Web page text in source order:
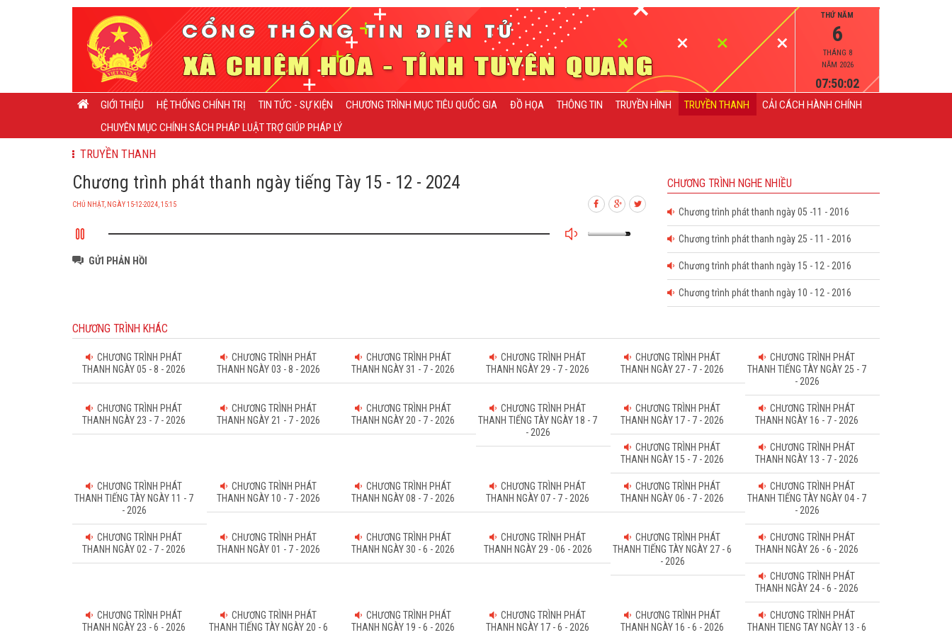
THỨ NĂM
6
THÁNG 8
NĂM 2026
07:50:03
GIỚI THIỆU HỆ THỐNG CHÍNH TRỊ TIN TỨC - SỰ KIỆN CHƯƠNG TRÌNH MỤC TIÊU QUỐC GIA ĐỒ HỌA THÔNG TIN TRUYỀN HÌNH TRUYỀN THANH
CẢI CÁCH HÀNH CHÍNH
CHUYÊN MỤC CHÍNH SÁCH PHÁP LUẬT TRỢ GIÚP PHÁP LÝ
TRUYỀN THANH
Chương trình phát thanh ngày tiếng Tày 15 - 12 - 2024
CHỦ NHẬT, NGÀY 15-12-2024, 15:15
GỬI PHẢN HỒI
CHƯƠNG TRÌNH NGHE NHIỀU
Chương trình phát thanh ngày 05 -11 - 2016
Chương trình phát thanh ngày 25 - 11 - 2016
Chương trình phát thanh ngày 15 - 12 - 2016
Chương trình phát thanh ngày 10 - 12 - 2016
CHƯƠNG TRÌNH KHÁC
CHƯƠNG TRÌNH PHÁT
THANH NGÀY 05 - 8 - 2026
CHƯƠNG TRÌNH PHÁT
THANH NGÀY 03 - 8 - 2026
CHƯƠNG TRÌNH PHÁT
THANH NGÀY 31 - 7 - 2026
CHƯƠNG TRÌNH PHÁT
THANH NGÀY 29 - 7 - 2026
CHƯƠNG TRÌNH PHÁT
THANH NGÀY 27 - 7 - 2026
CHƯƠNG TRÌNH PHÁT
THANH TIẾNG TÀY NGÀY 25 - 7
- 2026
CHƯƠNG TRÌNH PHÁT
THANH NGÀY 23 - 7 - 2026
CHƯƠNG TRÌNH PHÁT
THANH NGÀY 21 - 7 - 2026
CHƯƠNG TRÌNH PHÁT
THANH NGÀY 20 - 7 - 2026
CHƯƠNG TRÌNH PHÁT
THANH TIẾNG TÀY NGÀY 18 - 7
- 2026
CHƯƠNG TRÌNH PHÁT
THANH NGÀY 17 - 7 - 2026
CHƯƠNG TRÌNH PHÁT
THANH NGÀY 16 - 7 - 2026
CHƯƠNG TRÌNH PHÁT
THANH NGÀY 15 - 7 - 2026
CHƯƠNG TRÌNH PHÁT
THANH NGÀY 13 - 7 - 2026
CHƯƠNG TRÌNH PHÁT
THANH TIẾNG TÀY NGÀY 11 - 7
- 2026
CHƯƠNG TRÌNH PHÁT
THANH NGÀY 10 - 7 - 2026
CHƯƠNG TRÌNH PHÁT
THANH NGÀY 08 - 7 - 2026
CHƯƠNG TRÌNH PHÁT
THANH NGÀY 07 - 7 - 2026
CHƯƠNG TRÌNH PHÁT
THANH NGÀY 06 - 7 - 2026
CHƯƠNG TRÌNH PHÁT
THANH TIẾNG TÀY NGÀY 04 - 7
- 2026
CHƯƠNG TRÌNH PHÁT
THANH NGÀY 02 - 7 - 2026
CHƯƠNG TRÌNH PHÁT
THANH NGÀY 01 - 7 - 2026
CHƯƠNG TRÌNH PHÁT
THANH NGÀY 30 - 6 - 2026
CHƯƠNG TRÌNH PHÁT
THANH NGÀY 29 - 06 - 2026
CHƯƠNG TRÌNH PHÁT
THANH TIẾNG TÀY NGÀY 27 - 6
- 2026
CHƯƠNG TRÌNH PHÁT
THANH NGÀY 26 - 6 - 2026
CHƯƠNG TRÌNH PHÁT
THANH NGÀY 24 - 6 - 2026
CHƯƠNG TRÌNH PHÁT
THANH NGÀY 23 - 6 - 2026
CHƯƠNG TRÌNH PHÁT
THANH TIẾNG TÀY NGÀY 20 - 6
CHƯƠNG TRÌNH PHÁT
THANH NGÀY 19 - 6 - 2026
CHƯƠNG TRÌNH PHÁT
THANH NGÀY 17 - 6 - 2026
CHƯƠNG TRÌNH PHÁT
THANH NGÀY 16 - 6 - 2026
CHƯƠNG TRÌNH PHÁT
THANH TIENG TAY NGÀY 13 - 6